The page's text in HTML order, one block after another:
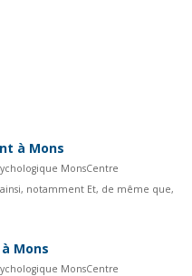
à Mons
MonsCentre
notamment Et, de même que,
Mons
MonsCentre